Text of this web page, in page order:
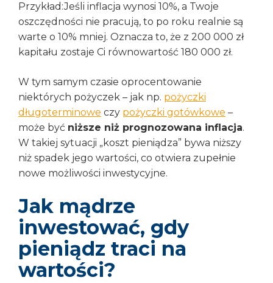
Przykład:Jeśli inflacja wynosi 10%, a Twoje
oszczędności nie pracują, to po roku realnie są
warte o 10% mniej. Oznacza to, że z 200 000 zł
kapitału zostaje Ci równowartość 180 000 zł.
W tym samym czasie oprocentowanie
niektórych pożyczek – jak np. pożyczki
długoterminowe czy pożyczki gotówkowe –
może być niższe niż prognozowana inflacja.
W takiej sytuacji „koszt pieniądza” bywa niższy
niż spadek jego wartości, co otwiera zupełnie
nowe możliwości inwestycyjne.
Jak mądrze
inwestować, gdy
pieniądz traci na
wartości?